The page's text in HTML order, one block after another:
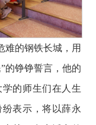
难的钢铁长城，用
的铮铮誓言，他的
的师生们在人生
表示，将以薛永